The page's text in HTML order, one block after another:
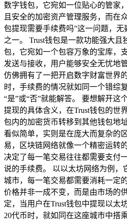
数字钱包，它宛如一位贴心的管家
且安全的加密资产管理服务，而在
包提现需要手续费吗”这一问题，
之一。 Trust钱包是一款功能强大且
包，它宛如一个包容万象的宝库，
发送与接收，用户能够安全无忧地
仿佛拥有了一把开启数字财富世界
时，手续费的情况就如同一个错综
“是”或“否”就能解答。 要想解开这
提现的具体含义，在Trust钱包的世
包内的加密货币转移到其他钱包地
看似简单，实则是在庞大而复杂的
易，区块链网络就像一个精密运转
决定了每一笔交易往往都需要支付
说的手续费。 以以太坊网络为例，
城市，每一笔交易都需要消耗一定
价格并非一成不变，而是由市场的
定，当用户在Trust钱包中提现以太
20代币时，就如同在这座城市中搭